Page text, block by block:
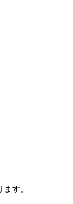
ます。